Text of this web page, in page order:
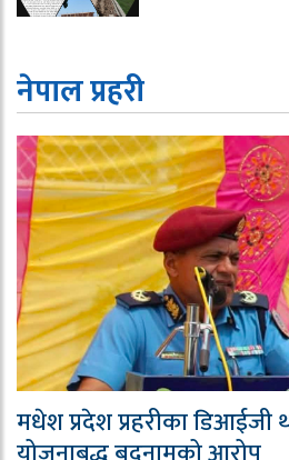
नेपाल प्रहरी
मधेश प्रदेश प्रहरीका डिआईजी